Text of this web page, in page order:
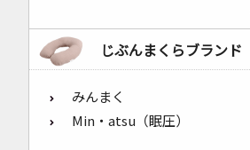
じぶんまくらブランド
みんまく
Min・atsu（眠圧）